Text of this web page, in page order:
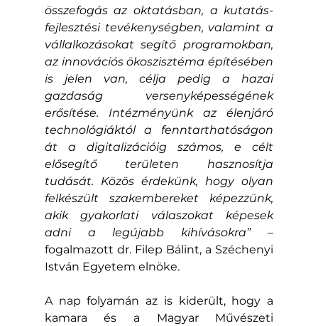
összefogás az oktatásban, a kutatás-
fejlesztési tevékenységben, valamint a
vállalkozásokat segítő programokban,
az innovációs ökoszisztéma építésében
is jelen van, célja pedig a hazai
gazdaság versenyképességének
erősítése. Intézményünk az élenjáró
technológiáktól a fenntarthatóságon
át a digitalizációig számos, e célt
elősegítő területen hasznosítja
tudását. Közös érdekünk, hogy olyan
felkészült szakembereket képezzünk,
akik gyakorlati válaszokat képesek
adni a legújabb kihívásokra” –
fogalmazott dr. Filep Bálint, a Széchenyi
István Egyetem elnöke.
A nap folyamán az is kiderült, hogy a
kamara és a Magyar Művészeti